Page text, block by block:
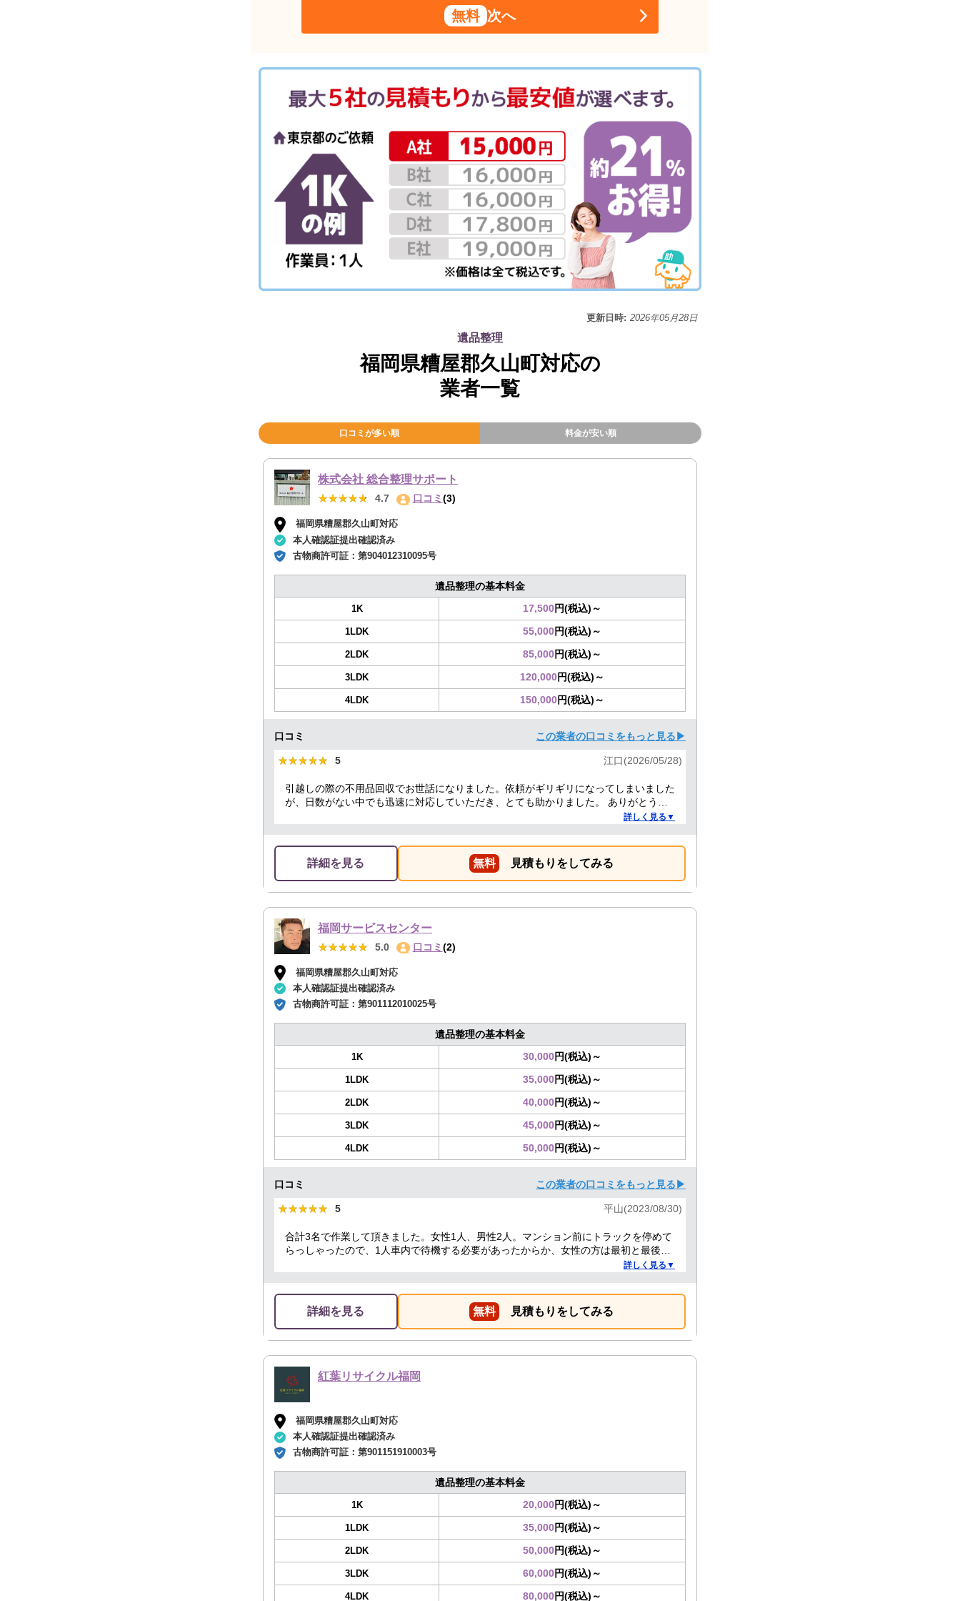
無料 次へ
更新日時: 2026年05月28日
遺品整理
福岡県糟屋郡久山町対応の
業者一覧
口コミが多い順 料金が安い順
株式会社 総合整理サポート
★★★★★
★★★★★ 4.7 口コミ(3)
福岡県糟屋郡久山町対応
本人確認証提出確認済み
古物商許可証： 第904012310095号
遺品整理の基本料金
1K 17,500円(税込)～
1LDK 55,000円(税込)～
2LDK 85,000円(税込)～
3LDK 120,000円(税込)～
4LDK 150,000円(税込)～
口コミ この業者の口コミをもっと見る▶
★★★★★
★★★★★ 5 江口(2026/05/28)
引越しの際の不用品回収でお世話になりました。依頼がギリギリになってしまいました
が、日数がない中でも迅速に対応していただき、とても助かりました。 ありがとうご
詳しく見る▼
詳細を見る 無料 見積もりをしてみる
福岡サービスセンター
★★★★★
★★★★★ 5.0 口コミ (2)
福岡県糟屋郡久山町対応
本人確認証提出確認済み
古物商許可証： 第901112010025号
遺品整理の基本料金
1K 30,000円(税込)～
1LDK 35,000円(税込)～
2LDK 40,000円(税込)～
3LDK 45,000円(税込)～
4LDK 50,000円(税込)～
口コミ この業者の口コミをもっと見る▶
★★★★★
★★★★★ 5 平山(2023/08/30)
合計3名で作業して頂きました。女性1人、男性2人。マンション前にトラックを停めて
らっしゃったので、1人車内で待機する必要があったからか、女性の方は最初と最後の
お会計の時だけでした。男性2人もテキパキ作業していただき、最初は1時間くらいか
詳しく見る▼
詳細を見る 無料 見積もりをしてみる
紅葉リサイクル福岡
福岡県糟屋郡久山町対応
本人確認証提出確認済み
古物商許可証： 第901151910003号
遺品整理の基本料金
1K 20,000円(税込)～
1LDK 35,000円(税込)～
2LDK 50,000円(税込)～
3LDK 60,000円(税込)～
4LDK 80,000円(税込)～